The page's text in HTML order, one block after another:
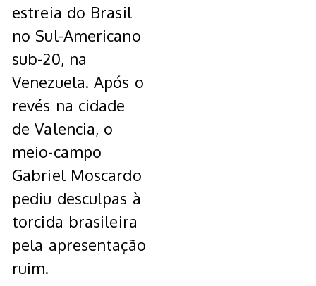
estreia do Brasil
no Sul-Americano
sub-20, na
Venezuela. Após o
revés na cidade
de Valencia, o
meio-campo
Gabriel Moscardo
pediu desculpas à
torcida brasileira
pela apresentação
ruim.